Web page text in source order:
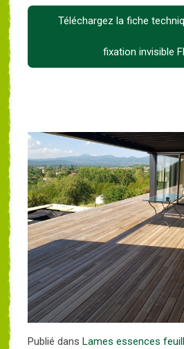
Téléchargez la fiche
fixation invisible
Publié dans Lames essences